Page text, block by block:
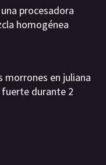
procesadora
homogénea
morrones en juliana
durante 2